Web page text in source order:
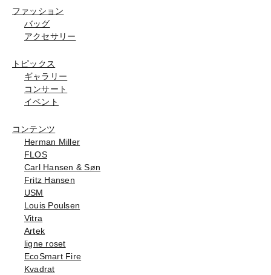
ファッション
バッグ
アクセサリー
トピックス
ギャラリー
コンサート
イベント
コンテンツ
Herman Miller
FLOS
Carl Hansen & Søn
Fritz Hansen
USM
Louis Poulsen
Vitra
Artek
ligne roset
EcoSmart Fire
Kvadrat